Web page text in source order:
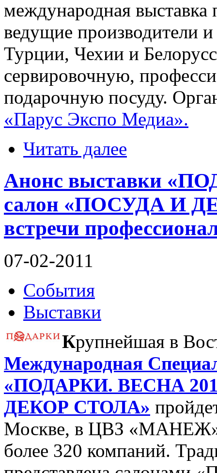
международная выставка
ведущие производители
Турции, Чехии и
сервировочную,
подарочную посуду.
«Парус Экспо Медиа».
Читать далее
Анонс выставки
салон «ПОСУДА И
встречи
07-02-2011
События
Выставки
Крупнейшая в
Международная
«ПОДАРКИ. ВЕСНА
ДЕКОР СТОЛА»
Москве, в ЦВЗ «МАНЕЖ».
более 320 компаний.